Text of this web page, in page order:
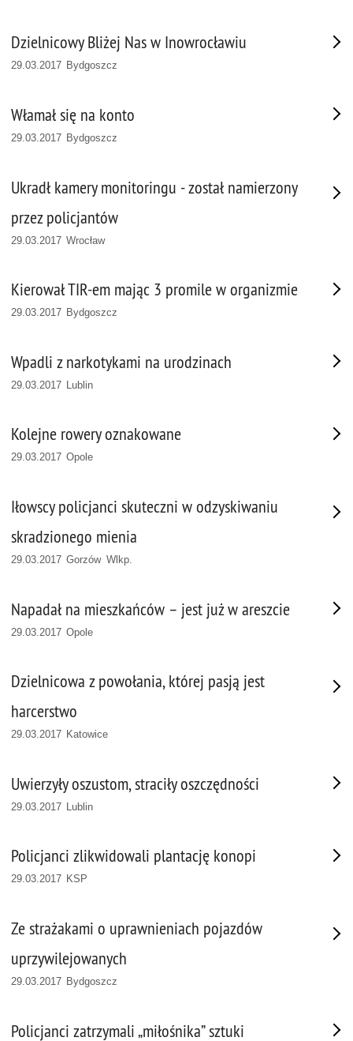
Dzielnicowy Bliżej Nas w Inowrocławiu
29.03.2017 Bydgoszcz
Włamał się na konto
29.03.2017 Bydgoszcz
Ukradł kamery monitoringu - został namierzony
przez policjantów
29.03.2017 Wrocław
Kierował TIR-em mając 3 promile w organizmie
29.03.2017 Bydgoszcz
Wpadli z narkotykami na urodzinach
29.03.2017 Lublin
Kolejne rowery oznakowane
29.03.2017 Opole
Iłowscy policjanci skuteczni w odzyskiwaniu
skradzionego mienia
29.03.2017 Gorzów Wlkp.
Napadał na mieszkańców – jest już w areszcie
29.03.2017 Opole
Dzielnicowa z powołania, której pasją jest
harcerstwo
29.03.2017 Katowice
Uwierzyły oszustom, straciły oszczędności
29.03.2017 Lublin
Policjanci zlikwidowali plantację konopi
29.03.2017 KSP
Ze strażakami o uprawnieniach pojazdów
uprzywilejowanych
29.03.2017 Bydgoszcz
Policjanci zatrzymali „miłośnika” sztuki